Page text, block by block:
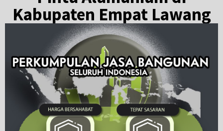
Kabupaten Empat Lawang